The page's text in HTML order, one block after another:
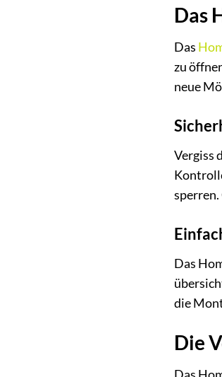
Das
Das
zu
neue
Vergiss
sperren.
Das
die
Die